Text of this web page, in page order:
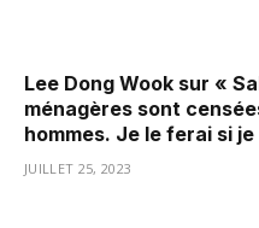
Lee Dong Wook sur «
ménagères sont
hommes. Je le ferai si je
JUILLET 25, 2023